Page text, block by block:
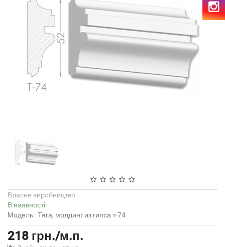
Власне виробництво
В наявності
Модель: Тяга, молдинг из гипса т-74
218 грн./м.п.